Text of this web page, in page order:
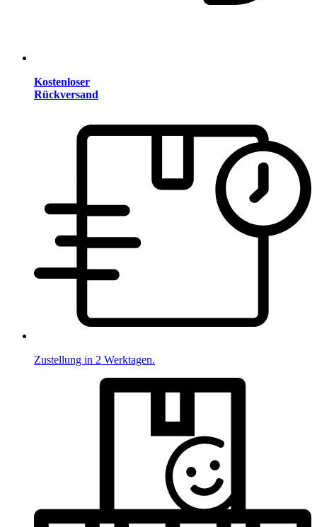
Kostenloser
Rückversand
Zustellung in 2 Werktagen.